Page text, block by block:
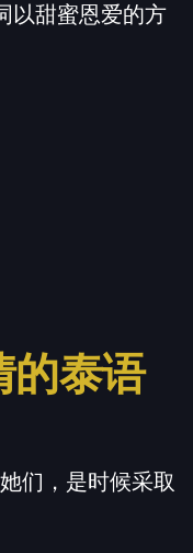
以甜蜜恩爱的方
的泰语
们，是时候采取